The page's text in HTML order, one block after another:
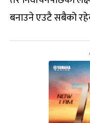
बनाउने एउटै सबैको